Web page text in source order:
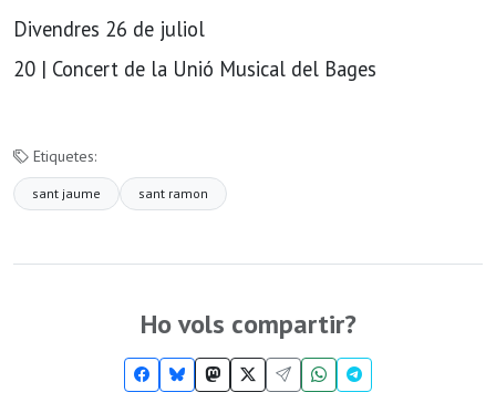
Divendres 26 de juliol
20 | Concert de la Unió Musical del Bages
Etiquetes:
sant jaume sant ramon
Ho vols compartir?